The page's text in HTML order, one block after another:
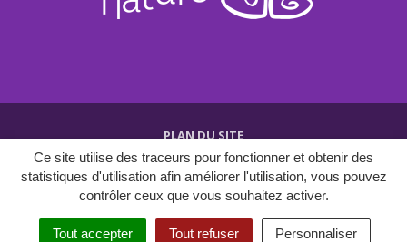
Ce site utilise des traceurs pour fonctionner et obtenir des
statistiques d'utilisation afin améliorer l'utilisation, vous pouvez
contrôler ceux que vous souhaitez activer.
Tout accepter Tout refuser Personnaliser
PLAN DU SITE
CRÉDITS ET MENTIONS
POLITIQUE DE CONFIDENTIALITÉ